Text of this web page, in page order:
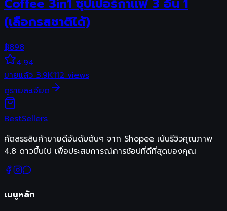
(เลือกรสชาติได้)
฿898
4.94
ขายแล้ว 3.9K112 views
ดูรายละเอียด
BestSellers
คัดสรรสินค้าขายดีอันดับต้นๆ จาก Shopee เน้นรีวิวคุณภาพ
4.8 ดาวขึ้นไป เพื่อประสบการณ์การช้อปที่ดีที่สุดของคุณ
เมนูหลัก